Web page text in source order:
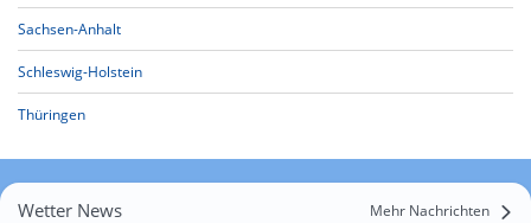
Sachsen-Anhalt
Schleswig-Holstein
Thüringen
Wetter News Mehr Nachrichten